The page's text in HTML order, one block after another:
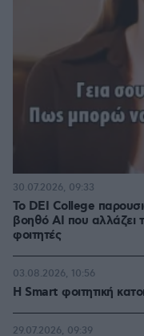
Το DEI College
βοηθό AI που αλλάζει
φοιτητές
30.07.2026, 09:33
Η Smart φοιτητική
03.08.2026, 10:56
29.07.2026, 09:39